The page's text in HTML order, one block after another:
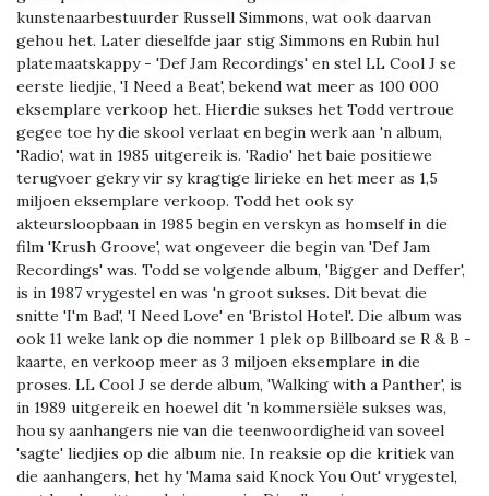
kunstenaarbestuurder Russell Simmons, wat ook daarvan
gehou het. Later dieselfde jaar stig Simmons en Rubin hul
platemaatskappy - 'Def Jam Recordings' en stel LL Cool J se
eerste liedjie, 'I Need a Beat', bekend wat meer as 100 000
eksemplare verkoop het. Hierdie sukses het Todd vertroue
gegee toe hy die skool verlaat en begin werk aan 'n album,
'Radio', wat in 1985 uitgereik is. 'Radio' het baie positiewe
terugvoer gekry vir sy kragtige lirieke en het meer as 1,5
miljoen eksemplare verkoop. Todd het ook sy
akteursloopbaan in 1985 begin en verskyn as homself in die
film 'Krush Groove', wat ongeveer die begin van 'Def Jam
Recordings' was. Todd se volgende album, 'Bigger and Deffer',
is in 1987 vrygestel en was 'n groot sukses. Dit bevat die
snitte 'I'm Bad', 'I Need Love' en 'Bristol Hotel'. Die album was
ook 11 weke lank op die nommer 1 plek op Billboard se R & B -
kaarte, en verkoop meer as 3 miljoen eksemplare in die
proses. LL Cool J se derde album, 'Walking with a Panther', is
in 1989 uitgereik en hoewel dit 'n kommersiële sukses was,
hou sy aanhangers nie van die teenwoordigheid van soveel
'sagte' liedjies op die album nie. In reaksie op die kritiek van
die aanhangers, het hy 'Mama said Knock You Out' vrygestel,